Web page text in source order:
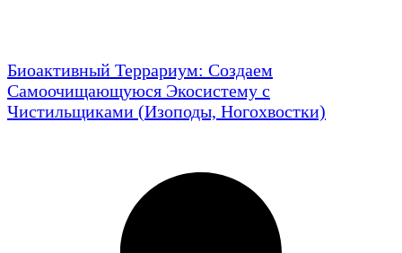
Биоактивный Террариум: Создаем
Самоочищающуюся Экосистему с
Чистильщиками (Изоподы, Ногохвостки)